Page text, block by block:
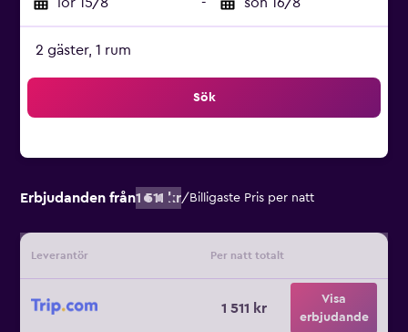
2 gäster, 1 rum
Sök
Erbjudanden från1 511 kr/ Billigaste Pris per natt
Leverantör Per natt totalt
1 511 kr
Visa
erbjudande